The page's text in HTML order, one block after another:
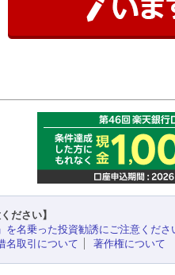
ださい】
を名乗った投資勧誘にご注意くださ
名取引について
著作権について